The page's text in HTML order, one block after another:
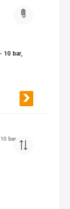
10 bar,